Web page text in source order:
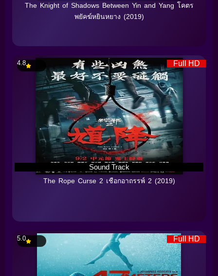
The Knight of Shadows Between Yin and Yang โคตร
พยัคฆ์หยินหยาง (2019)
Full HD
Sound Track
4.8
The Rope Curse 2 เชือกอาถรรพ์ 2 (2019)
Full HD
5.0